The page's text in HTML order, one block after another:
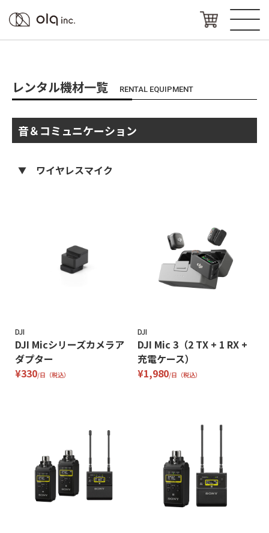
レンタル機材一覧 RENTAL EQUIPMENT
音＆コミュニケーション
ワイヤレスマイク
DJI
DJI Micシリーズカメラア
ダプター
¥330/日（税込）
DJI
DJI Mic 3（2 TX + 1 RX +
充電ケース）
¥1,980/日（税込）